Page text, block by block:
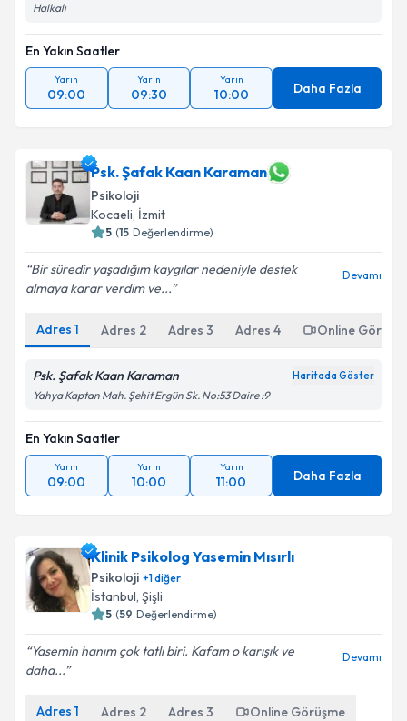
Halkalı
En Yakın Saatler
Yarın
09:00
Yarın
09:30
Yarın
10:00 Daha Fazla
Psk. Şafak Kaan Karaman
Psikoloji
Kocaeli, İzmit
5 (15 Değerlendirme)
Bir süredir yaşadığım kaygılar nedeniyle destek
almaya karar verdim ve...
Devamı
Adres 1 Adres 2 Adres 3 Adres 4 Online
Psk. Şafak Kaan Karaman Haritada Göster
Yahya Kaptan Mah. Şehit Ergün Sk. No:53 Daire :9
En Yakın Saatler
Yarın
09:00
Yarın
10:00
Yarın
11:00 Daha Fazla
Klinik Psikolog Yasemin Mısırlı
Psikoloji +1diğer
İstanbul, Şişli
5 (59 Değerlendirme)
Yasemin hanım çok tatlı biri. Kafam o karışık ve
daha...
Devamı
Adres 1 Adres 2 Adres 3 Online Görüşme